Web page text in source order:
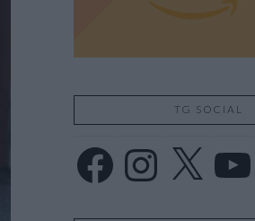
TG SOCIAL
Facebook Instagram YouTube